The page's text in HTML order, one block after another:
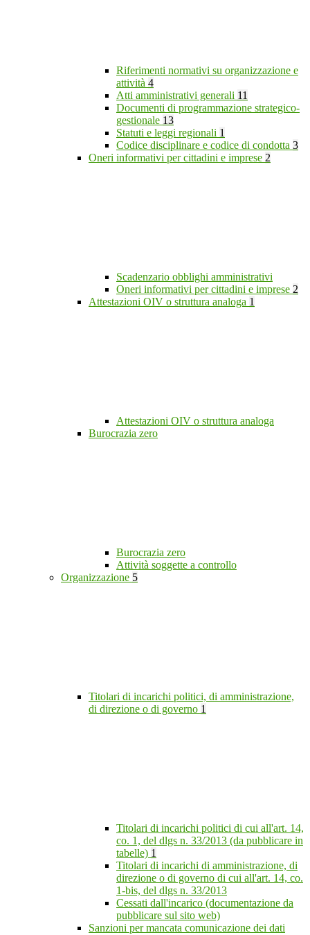
Riferimenti normativi su organizzazione e
attività 4
Atti amministrativi generali 11
Documenti di programmazione strategico-
gestionale 13
Statuti e leggi regionali 1
Codice disciplinare e codice di condotta 3
Oneri informativi per cittadini e imprese 2
Scadenzario obblighi amministrativi
Oneri informativi per cittadini e imprese 2
Attestazioni OIV o struttura analoga 1
Attestazioni OIV o struttura analoga
Burocrazia zero
Burocrazia zero
Attività soggette a controllo
Organizzazione 5
Titolari di incarichi politici, di amministrazione,
di direzione o di governo 1
Titolari di incarichi politici di cui all'art. 14,
co. 1, del dlgs n. 33/2013 (da pubblicare in
tabelle) 1
Titolari di incarichi di amministrazione, di
direzione o di governo di cui all'art. 14, co.
1-bis, del dlgs n. 33/2013
Cessati dall'incarico (documentazione da
pubblicare sul sito web)
Sanzioni per mancata comunicazione dei dati